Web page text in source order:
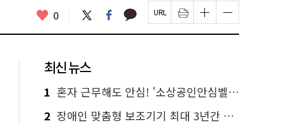
좋
요
0 트
위
터
페
이
스
카
카 페
이
지
인
쇄
하
글
자
크
하
기
글
자
크
하
기
최신 뉴스
1 혼자 근무해도 안심! '소상공인안심벨' 신청하세요
2 장애인 맞춤형 보조기기 최대 3년간 무상 대여…삶의 질 높인다